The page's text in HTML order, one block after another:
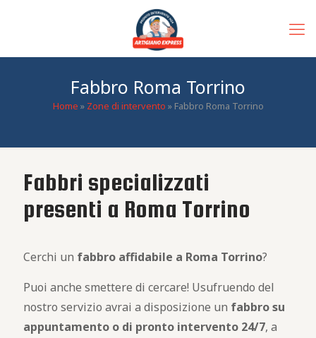
Fabbro Roma Torrino
Home » Zone di intervento » Fabbro Roma Torrino
Fabbri specializzati
presenti a Roma Torrino
Cerchi un fabbro affidabile a Roma Torrino?
Puoi anche smettere di cercare! Usufruendo del
nostro servizio avrai a disposizione un fabbrosu
appuntamento o di pronto intervento 24/7, a